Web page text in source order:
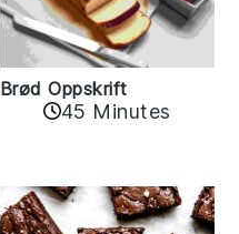
Brød Oppskrift
45 Minutes